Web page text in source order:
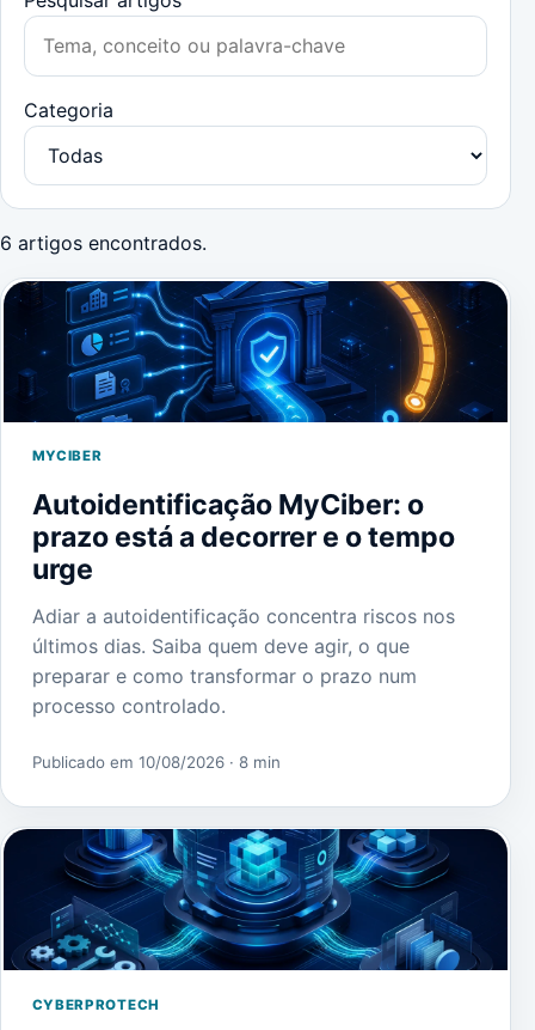
Categoria
6 artigos encontrados.
MYCIBER
Autoidentificação MyCiber: o
prazo está a decorrer e o tempo
urge
Adiar a autoidentificação concentra riscos nos
últimos dias. Saiba quem deve agir, o que
preparar e como transformar o prazo num
processo controlado.
Publicado em 10/08/2026· 8 min
CYBERPROTECH